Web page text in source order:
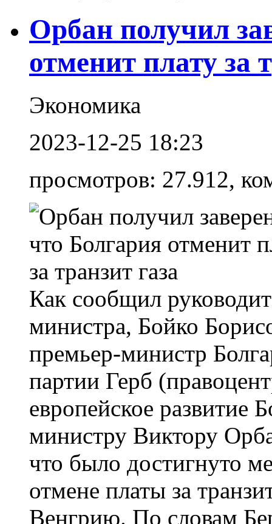
Орбан получил
отменит плату за
Экономика
2023-12-25 18:23
просмотров: 27.912,
Как сообщил
министра, Бойко
премьер-министр
партии Герб
европейское развитие
министру Виктору
что было достигнуто
отмене платы за
Венгрию. По словам